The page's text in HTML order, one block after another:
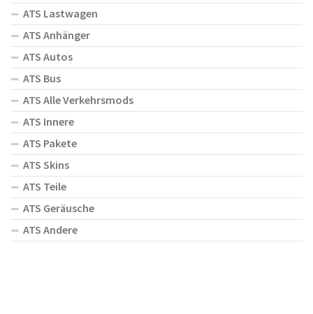
ATS Lastwagen
ATS Anhänger
ATS Autos
ATS Bus
ATS Alle Verkehrsmods
ATS Innere
ATS Pakete
ATS Skins
ATS Teile
ATS Geräusche
ATS Andere